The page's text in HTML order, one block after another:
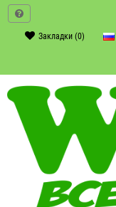
Закладки (0)